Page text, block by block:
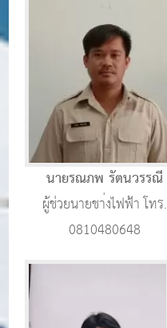
นายรณภพ รัตนวรรณี
ผู้ช่วยนายชา่งไฟฟ้า โทร.
0810480648